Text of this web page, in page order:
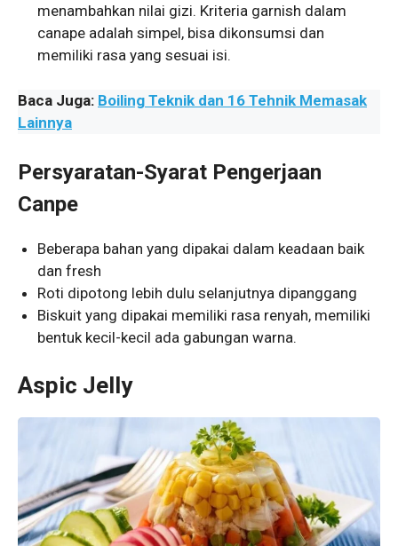
menambahkan nilai gizi. Kriteria garnish dalam
canape adalah simpel, bisa dikonsumsi dan
memiliki rasa yang sesuai isi.
Baca Juga: Boiling Teknik dan 16 Tehnik Memasak
Lainnya
Persyaratan-Syarat Pengerjaan
Canpe
Beberapa bahan yang dipakai dalam keadaan baik
dan fresh
Roti dipotong lebih dulu selanjutnya dipanggang
Biskuit yang dipakai memiliki rasa renyah, memiliki
bentuk kecil-kecil ada gabungan warna.
Aspic Jelly